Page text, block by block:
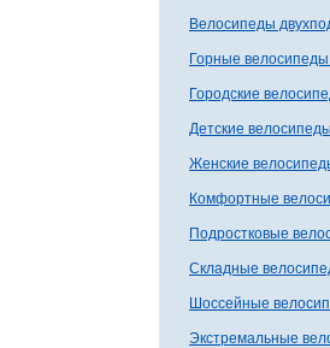
Велосипеды
Горные
Городские
Детские
Женские
Комфортные
Подростковые
Складные
Шоссейные
Экстремальные